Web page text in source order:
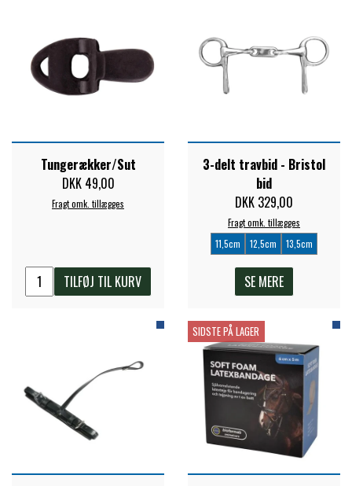
Tungerækker/Sut
DKK 49,00
Fragt omk. tillægges
TILFØJ TIL KURV
3-delt travbid - Bristol
bid
DKK 329,00
Fragt omk. tillægges
11,5cm
12,5cm 13,5cm
SE MERE
SIDSTE PÅ LAGER